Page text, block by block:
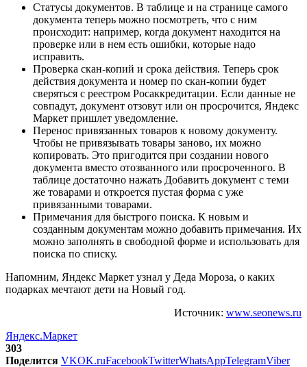
Статусы документов. В таблице и на странице самого
документа теперь можно посмотреть, что с ним
происходит: например, когда документ находится на
проверке или в нем есть ошибки, которые надо
исправить.
Проверка скан-копий и срока действия. Теперь срок
действия документа и номер по скан-копии будет
сверяться с реестром Росаккредитации. Если данные не
совпадут, документ отзовут или он просрочится, Яндекс
Маркет пришлет уведомление.
Перенос привязанных товаров к новому документу.
Чтобы не привязывать товары заново, их можно
копировать. Это пригодится при создании нового
документа вместо отозванного или просроченного. В
таблице достаточно нажать Добавить документ с теми
же товарами и откроется пустая форма с уже
привязанными товарами.
Примечания для быстрого поиска. К новым и
созданным документам можно добавить примечания. Их
можно заполнять в свободной форме и использовать для
поиска по списку.
Напомним, Яндекс Маркет узнал у Деда Мороза, о каких
подарках мечтают дети на Новый год.
Источник: www.seonews.ru
Яндекс.Маркет
303
Поделится VKOK.ruFacebookTwitterWhatsAppTelegramViber